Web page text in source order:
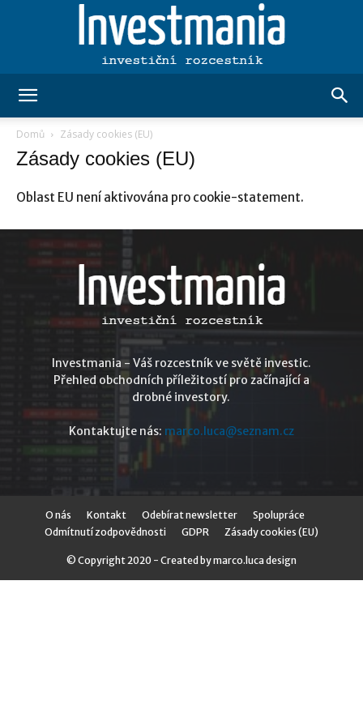
Domů Zásady cookies (EU)
Zásady cookies (EU)
Oblast EU není aktivována pro cookie-statement.
Investmania - Váš rozcestník ve světě investic.
Přehled obchodních příležitostí pro začínající a
drobné investory.
Kontaktujte nás: marco.luca@seznam.cz
O nás Kontakt Odebírat newsletter
Spolupráce
Odmítnutí zodpovědnosti
GDPR Zásady cookies (EU)
© Copyright 2020 - Created by marco.luca design